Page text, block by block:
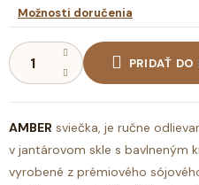
Možnosti doručenia
PRIDAŤ
AMBER sviečka, je ručne
v jantárovom skle s bavlneným
vyrobené z prémiového